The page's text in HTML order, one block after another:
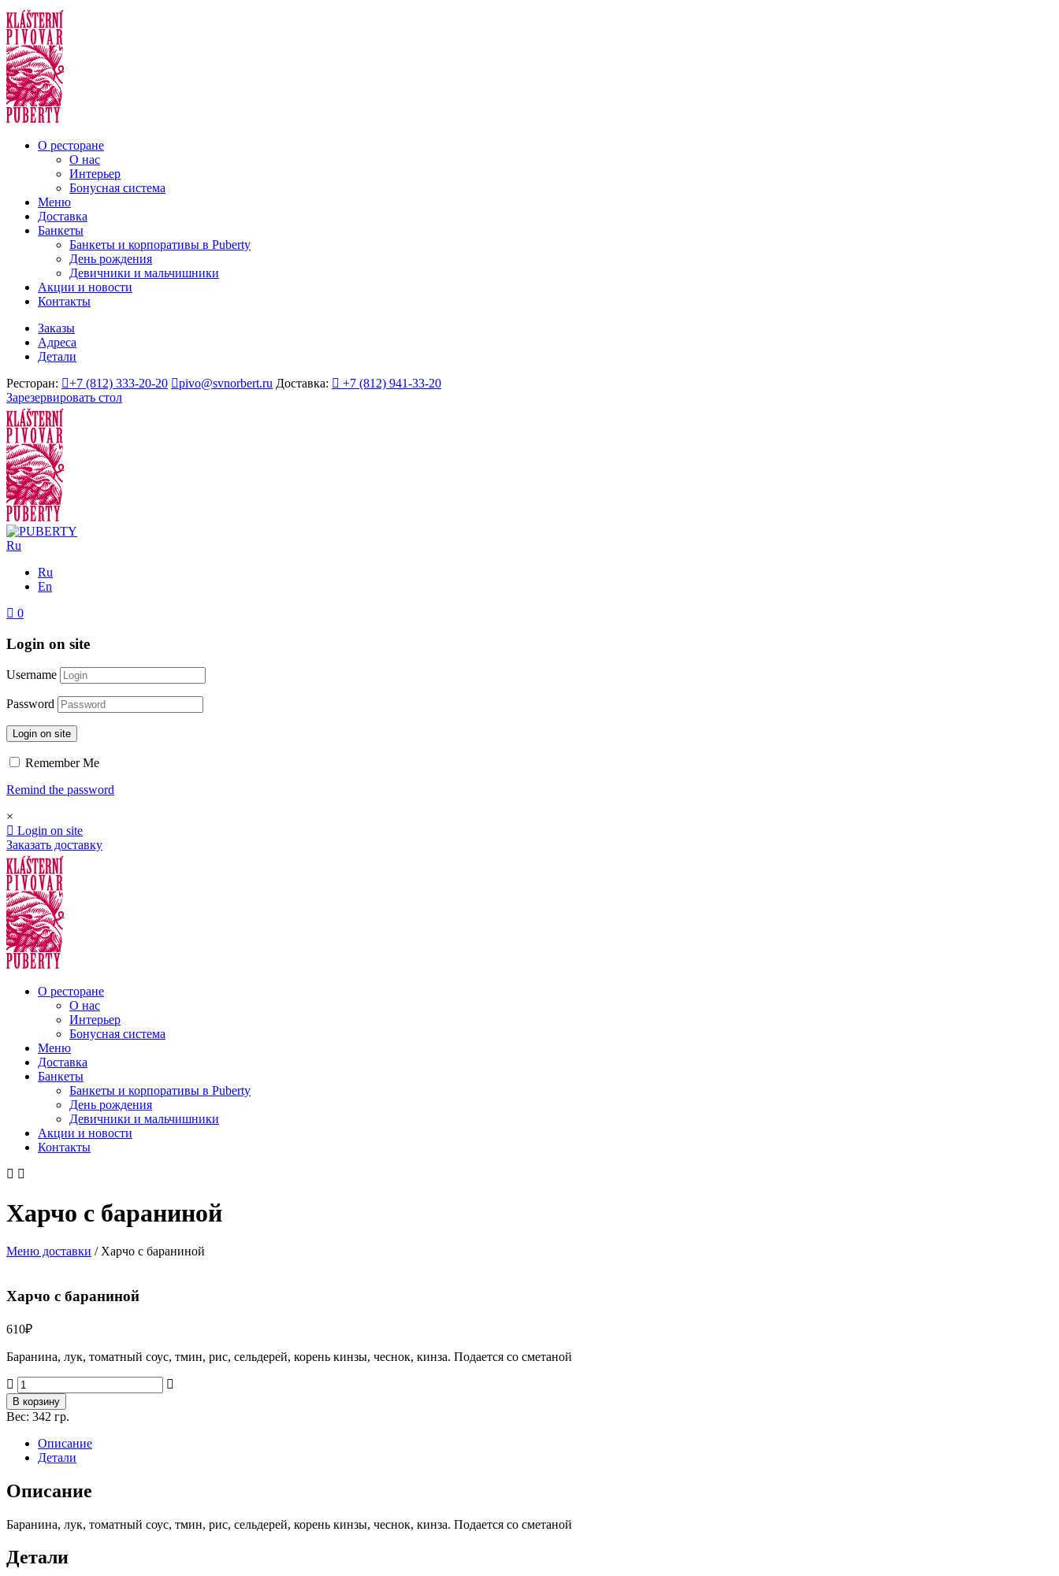
О ресторане
О нас
Интерьер
Бонусная система
Меню
Доставка
Банкеты
Банкеты и корпоративы в Puberty
День рождения
Девичники и мальчишники
Акции и новости
Контакты
Заказы
Адреса
Детали
Ресторан:
+7 (812) 333-20-20 pivo@svnorbert.ru Доставка:
+7 (812) 941-33-20
Зарезервировать стол
Ru
Ru
En
0
Login on site
Username
Password
Login on site
Remember Me
Remind the password
×
Login on site
Заказать доставку
О ресторане
О нас
Интерьер
Бонусная система
Меню
Доставка
Банкеты
Банкеты и корпоративы в Puberty
День рождения
Девичники и мальчишники
Акции и новости
Контакты
Харчо с бараниной
Меню доставки / Харчо с бараниной
Харчо с бараниной
610₽
Баранина, лук, томатный соус, тмин, рис, сельдерей, корень кинзы, чеснок, кинза. Подается со сметаной
Количество
товара
Харчо
с
бараниной
В корзину
Вес: 342 гр.
Описание
Детали
Описание
Баранина, лук, томатный соус, тмин, рис, сельдерей, корень кинзы, чеснок, кинза. Подается со сметаной
Детали